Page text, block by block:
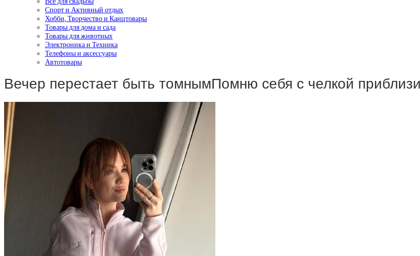
Спорт и Активный отдых
Хобби, Творчество и Канцтовары
Товары для дома и сада
Товары для животных
Электроника и Техника
Телефоны и аксессуары
Автотовары
Вечер перестает быть томнымПомню себя с челкой